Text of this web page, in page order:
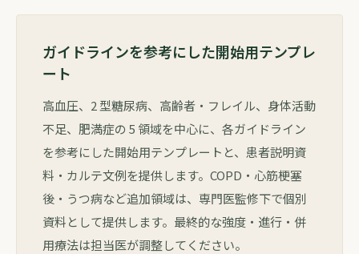
ガイドラインを参考にした開始用テンプレ
ート
高血圧、2 型糖尿病、高齢者・フレイル、身体活動
不足、肥満症の 5 領域を中心に、各ガイドライン
を参考にした開始用テンプレートと、患者説明資
料・カルテ文例を提供します。COPD・心筋梗塞
後・うつ病など追加領域は、専門医監修下で個別
資料として提供します。最終的な強度・進行・併
用療法は担当医が調整してください。